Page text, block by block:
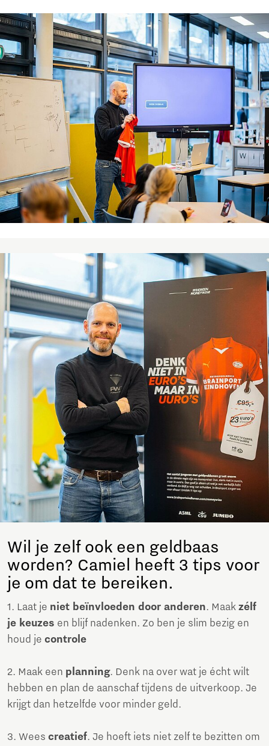
Wil je zelf ook een geldbaas
worden? Camiel heeft 3 tips voor
je om dat te bereiken.
1. Laat je niet beïnvloeden door anderen. Maak zélf
je keuzes en blijf nadenken. Zo ben je slim bezig en
houd je controle
2. Maak een planning. Denk na over wat je écht wilt
hebben en plan de aanschaf tijdens de uitverkoop. Je
krijgt dan hetzelfde voor minder geld.
3. Wees creatief. Je hoeft iets niet zelf te bezitten om